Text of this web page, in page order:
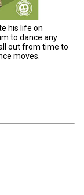
his life on
to dance any
out from time to
moves.